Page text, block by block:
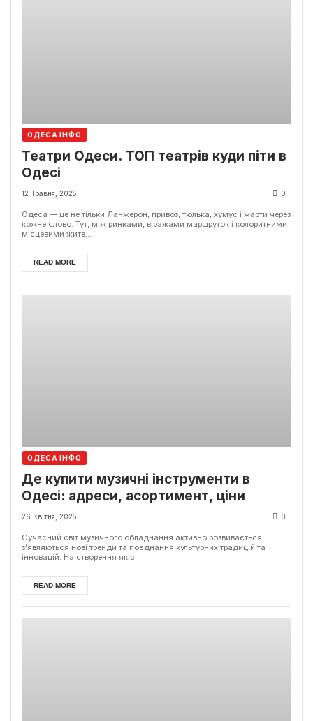
ОДЕСА ІНФО
Театри Одеси. ТОП театрів куди піти в
Одесі
12 Травня, 2025 0
Одеса — це не тільки Ланжерон, привоз, тюлька, хумус і жарти через
кожне слово. Тут, між ринками, віражами маршруток і колоритними
місцевими жите...
READ MORE
ОДЕСА ІНФО
Де купити музичні інструменти в
Одесі: адреси, асортимент, ціни
26 Квітня, 2025 0
Сучасний світ музичного обладнання активно розвивається,
з’являються нові тренди та поєднання культурних традицій та
інновацій. На створення якіс...
READ MORE